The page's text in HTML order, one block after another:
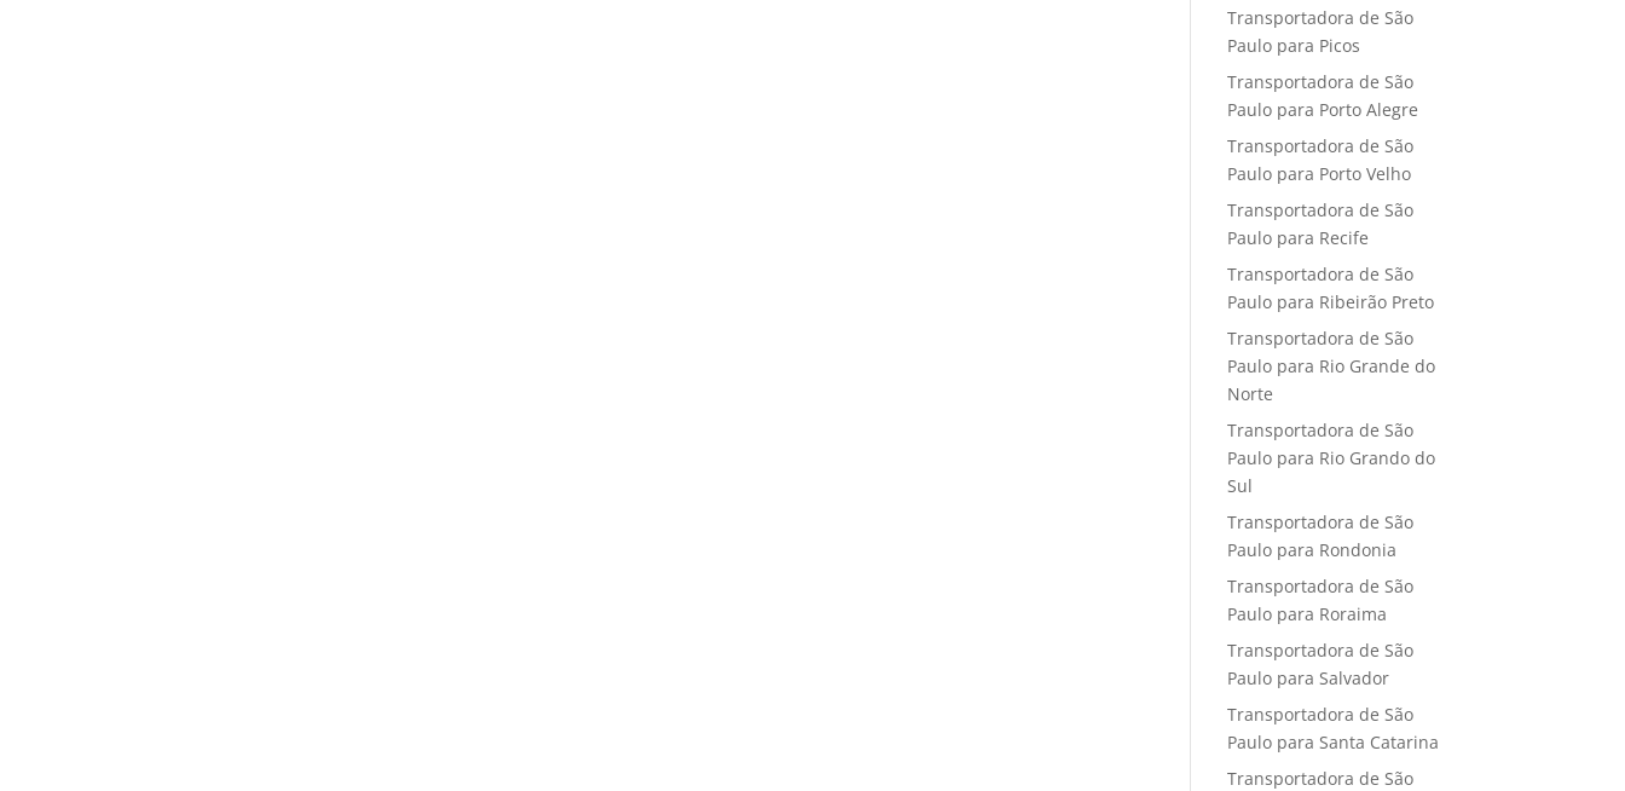
Transportadora de São
Paulo para Picos
Transportadora de São
Paulo para Porto Alegre
Transportadora de São
Paulo para Porto Velho
Transportadora de São
Paulo para Recife
Transportadora de São
Paulo para Ribeirão Preto
Transportadora de São
Paulo para Rio Grande do
Norte
Transportadora de São
Paulo para Rio Grando do
Sul
Transportadora de São
Paulo para Rondonia
Transportadora de São
Paulo para Roraima
Transportadora de São
Paulo para Salvador
Transportadora de São
Paulo para Santa Catarina
Transportadora de São